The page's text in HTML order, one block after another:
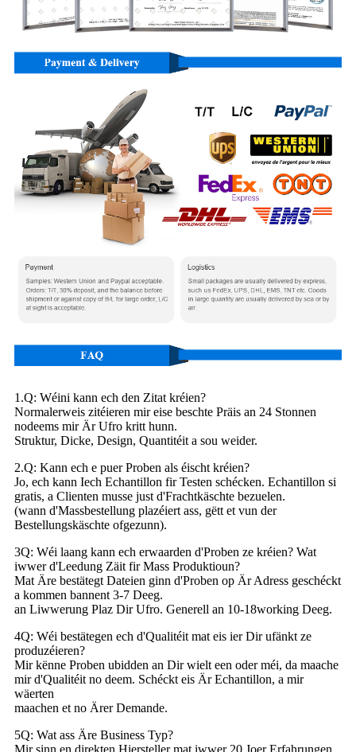
1.Q: Wéini kann ech den Zitat kréien?
Normalerweis zitéieren mir eise beschte Präis an 24 Stonnen
nodeems mir Är Ufro kritt hunn.
Struktur, Dicke, Design, Quantitéit a sou weider.
2.Q: Kann ech e puer Proben als éischt kréien?
Jo, ech kann Iech Echantillon fir Testen schécken. Echantillon si
gratis, a Clienten musse just d'Frachtkäschte bezuelen.
(wann d'Massbestellung plazéiert ass, gëtt et vun der
Bestellungskäschte ofgezunn).
3Q: Wéi laang kann ech erwaarden d'Proben ze kréien? Wat
iwwer d'Leedung Zäit fir Mass Produktioun?
Mat Äre bestätegt Dateien ginn d'Proben op Är Adress geschéckt
a kommen bannent 3-7 Deeg.
an Liwwerung Plaz Dir Ufro. Generell an 10-18working Deeg.
4Q: Wéi bestätegen ech d'Qualitéit mat eis ier Dir ufänkt ze
produzéieren?
Mir kënne Proben ubidden an Dir wielt een oder méi, da maache
mir d'Qualitéit no deem. Schéckt eis Är Echantillon, a mir
wäerten
maachen et no Ärer Demande.
5Q: Wat ass Äre Business Typ?